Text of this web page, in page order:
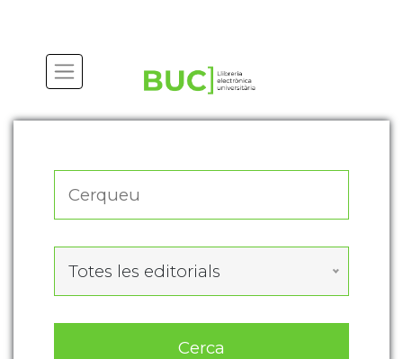
Totes les editorials
Cerca